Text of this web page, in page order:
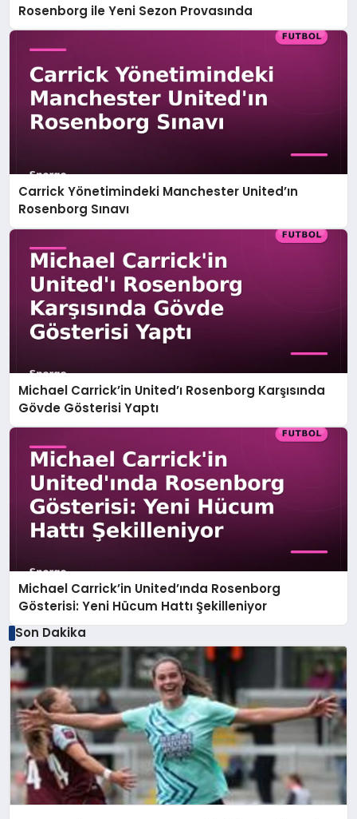
Rosenborg ile Yeni Sezon Provasında
Carrick Yönetimindeki Manchester United’ın
Rosenborg Sınavı
Michael Carrick’in United’ı Rosenborg Karşısında
Gövde Gösterisi Yaptı
Michael Carrick’in United’ında Rosenborg
Gösterisi: Yeni Hücum Hattı Şekilleniyor
Son Dakika